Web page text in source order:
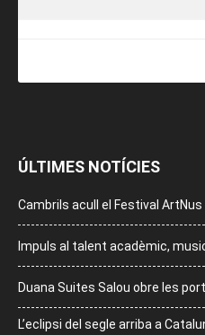
ÚLTIMES NOTÍCIES
Cambrils acull el Festival ArtNus
Impuls al talent acadèmic,
Duana Suites Salou obre les
L’eclipsi del segle arriba a